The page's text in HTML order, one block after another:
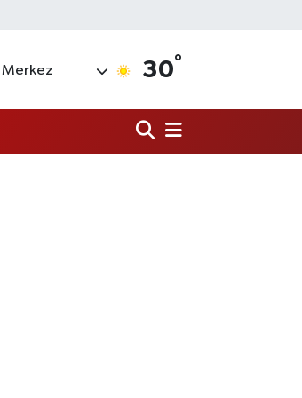
Merkez 30°